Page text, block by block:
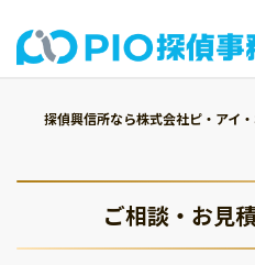
探偵興信所なら株式会社ピ・アイ
ご相談・お見